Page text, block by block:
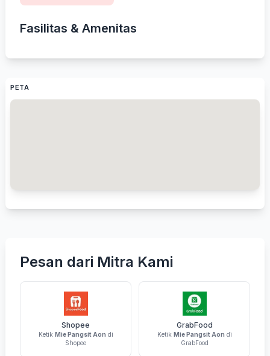
Fasilitas & Amenitas
PETA
Pesan dari Mitra Kami
Shopee
Ketik Mie Pangsit Aon di
Shopee
GrabFood
Ketik Mie Pangsit Aon di
GrabFood